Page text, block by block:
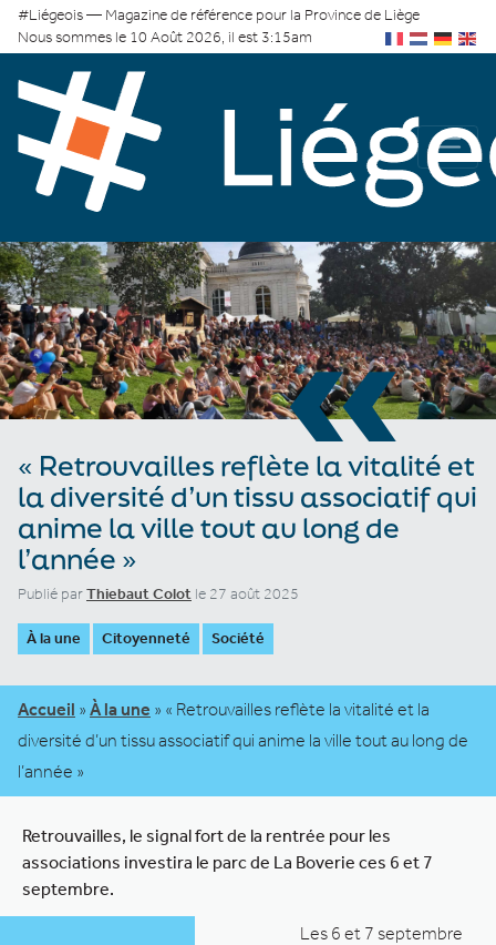
#Liégeois — Magazine de référence pour la Province de Liège
Nous sommes le 10 Août 2026, il est 3:15am
«
« Retrouvailles reflète la vitalité et
la diversité d’un tissu associatif qui
anime la ville tout au long de
l’année »
Publié parThiebaut Colot le 27 août 2025
À la une Citoyenneté Société
Accueil » À la une » « Retrouvailles reflète la vitalité et la
diversité d’un tissu associatif qui anime la ville tout au long de
l’année »
Retrouvailles, le signal fort de la rentrée pour les
associations investira le parc de La Boverie ces 6 et 7
septembre.
Les 6 et 7 septembre